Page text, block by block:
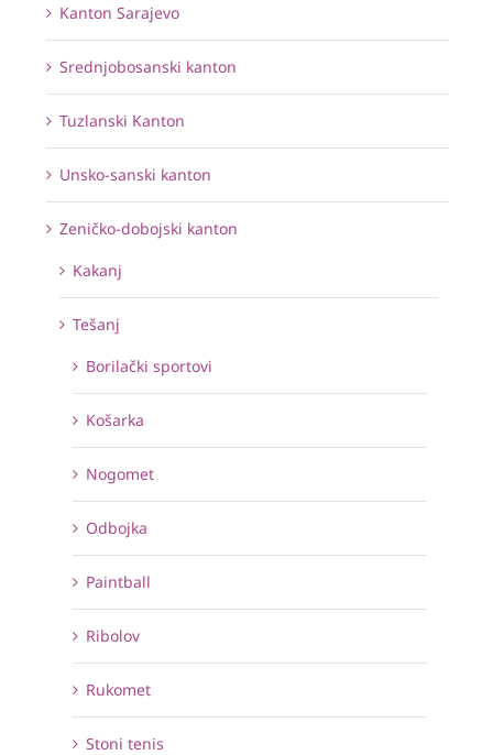
Kanton Sarajevo
Srednjobosanski kanton
Tuzlanski Kanton
Unsko-sanski kanton
Zeničko-dobojski kanton
Kakanj
Tešanj
Borilački sportovi
Košarka
Nogomet
Odbojka
Paintball
Ribolov
Rukomet
Stoni tenis